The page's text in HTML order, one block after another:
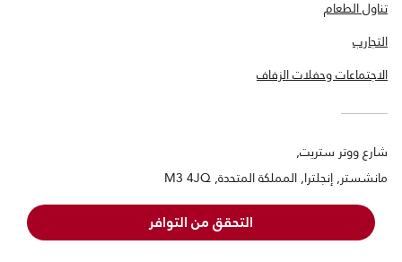
التحقق من التوافر
تناول الطعام
التجارب
الاجتماعات وحفلات الزفاف
شارع ووتر ستريت,
مانشستر, إنجلترا, المملكة المتحدة, M3 4JQ
الرقم المجاني:+44-161-8321188